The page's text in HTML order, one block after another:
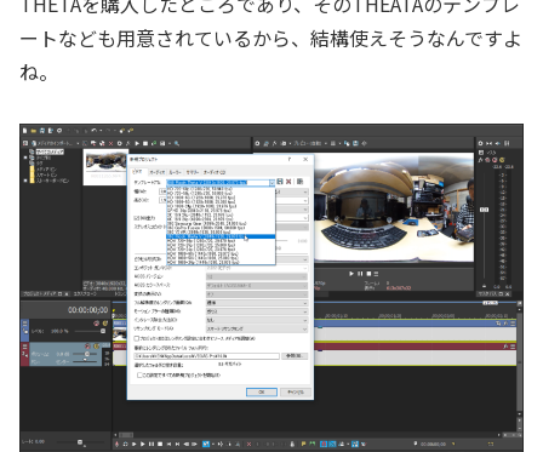
ートなども用意されているから、結構使えそうなんですよ
ね。